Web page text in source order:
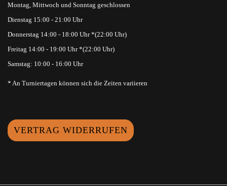
Montag, Mittwoch und Sonntag geschlossen
Dienstag 15:00 - 21:00 Uhr
Donnerstag 14:00 - 18:00 Uhr *(22:00 Uhr)
Freitag 14:00 - 19:00 Uhr *(22:00 Uhr)
Samstag: 10:00 - 16:00 Uhr
* An Turniertagen können sich die Zeiten variieren
VERTRAG WIDERRUFEN